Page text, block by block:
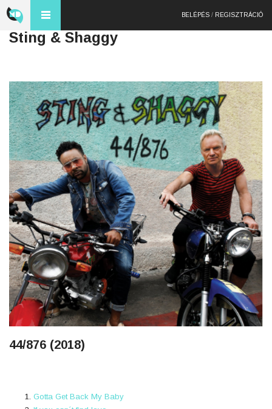
BELÉPÉS / REGISZTRÁCIÓ
Sting & Shaggy
44/876 (2018)
Gotta Get Back My Baby